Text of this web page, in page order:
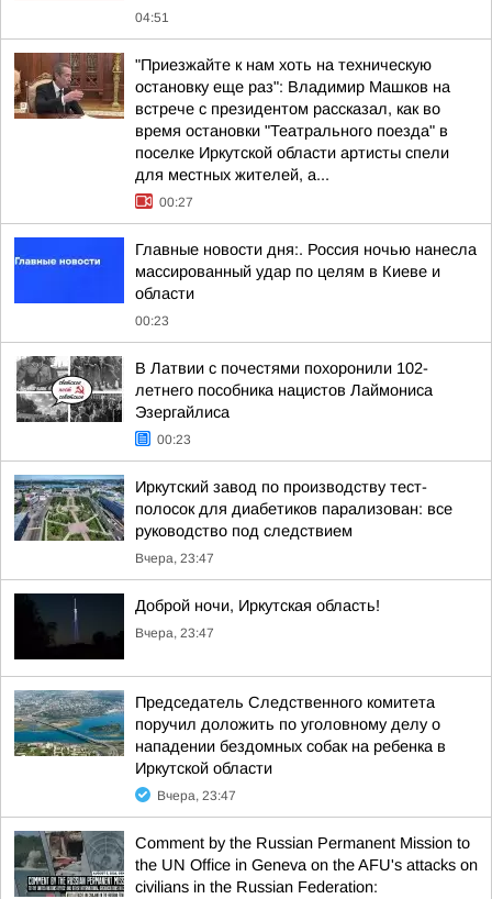
04:51
"Приезжайте к нам хоть на техническую
остановку еще раз": Владимир Машков на
встрече с президентом рассказал, как во
время остановки "Театрального поезда" в
поселке Иркутской области артисты спели
для местных жителей, а...
00:27
Главные новости дня:. Россия ночью нанесла
массированный удар по целям в Киеве и
области
00:23
В Латвии с почестями похоронили 102-
летнего пособника нацистов Лаймониса
Эзергайлиса
00:23
Иркутский завод по производству тест-
полосок для диабетиков парализован: все
руководство под следствием
Вчера, 23:47
Доброй ночи, Иркутская область!
Вчера, 23:47
Председатель Следственного комитета
поручил доложить по уголовному делу о
нападении бездомных собак на ребенка в
Иркутской области
Вчера, 23:47
Comment by the Russian Permanent Mission to
the UN Office in Geneva on the AFU's attacks on
civilians in the Russian Federation: